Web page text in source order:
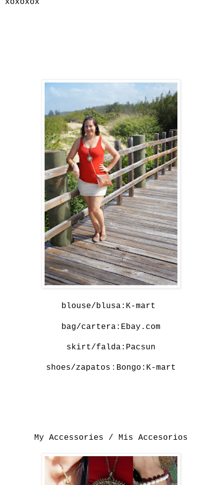
xoxoxox
blouse/blusa: K-mart
bag/cartera: Ebay.com
skirt/falda: Pacsun
shoes/zapatos : Bongo: K-mart
My Accessories / Mis Accesorios